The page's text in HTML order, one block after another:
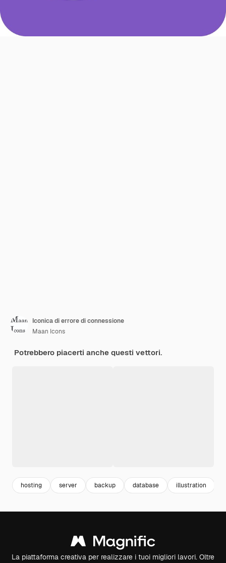
Iconica di errore di connessione
Maan Icons
Potrebbero piacerti anche questi vettori.
hosting server backup database illustration
La piattaforma creativa per realizzare i tuoi migliori lavori. Oltre